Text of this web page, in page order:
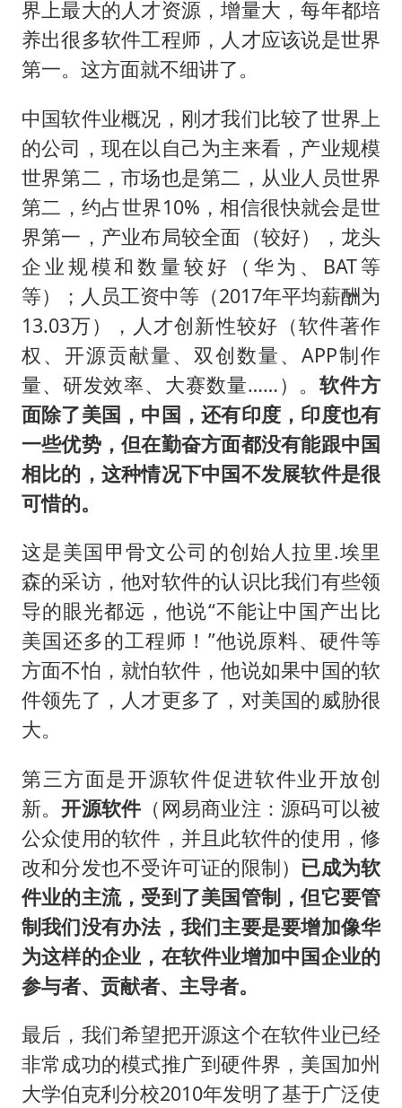
界上最大的人才资源，增量大，每年都培
养出很多软件工程师，人才应该说是世界
第一。这方面就不细讲了。
中国软件业概况，刚才我们比较了世界上
的公司，现在以自己为主来看，产业规模
世界第二，市场也是第二，从业人员世界
第二，约占世界10%，相信很快就会是世
界第一，产业布局较全面（较好），龙头
企业规模和数量较好（华为、BAT等
等）；人员工资中等（2017年平均薪酬为
13.03万），人才创新性较好（软件著作
权、开源贡献量、双创数量、APP制作
量、研发效率、大赛数量……）。软件方
面除了美国，中国，还有印度，印度也有
一些优势，但在勤奋方面都没有能跟中国
相比的，这种情况下中国不发展软件是很
可惜的。
这是美国甲骨文公司的创始人拉里.埃里
森的采访，他对软件的认识比我们有些领
导的眼光都远，他说“不能让中国产出比
美国还多的工程师！”他说原料、硬件等
方面不怕，就怕软件，他说如果中国的软
件领先了，人才更多了，对美国的威胁很
大。
第三方面是开源软件促进软件业开放创
新。开源软件 （网易商业注：源码可以被
公众使用的软件，并且此软件的使用，修
改和分发也不受许可证的限制） 已成为软
件业的主流，受到了美国管制，但它要管
制我们没有办法，我们主要是要增加像华
为这样的企业，在软件业增加中国企业的
参与者、贡献者、主导者。
最后，我们希望把开源这个在软件业已经
非常成功的模式推广到硬件界，美国加州
大学伯克利分校2010年发明了基于广泛使